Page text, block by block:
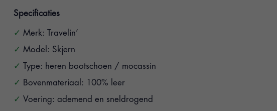
Specificaties
Merk: Travelin’
Model: Skjern
Type: heren bootschoen / mocassin
Bovenmateriaal: 100% leer
Voering: ademend en sneldrogend